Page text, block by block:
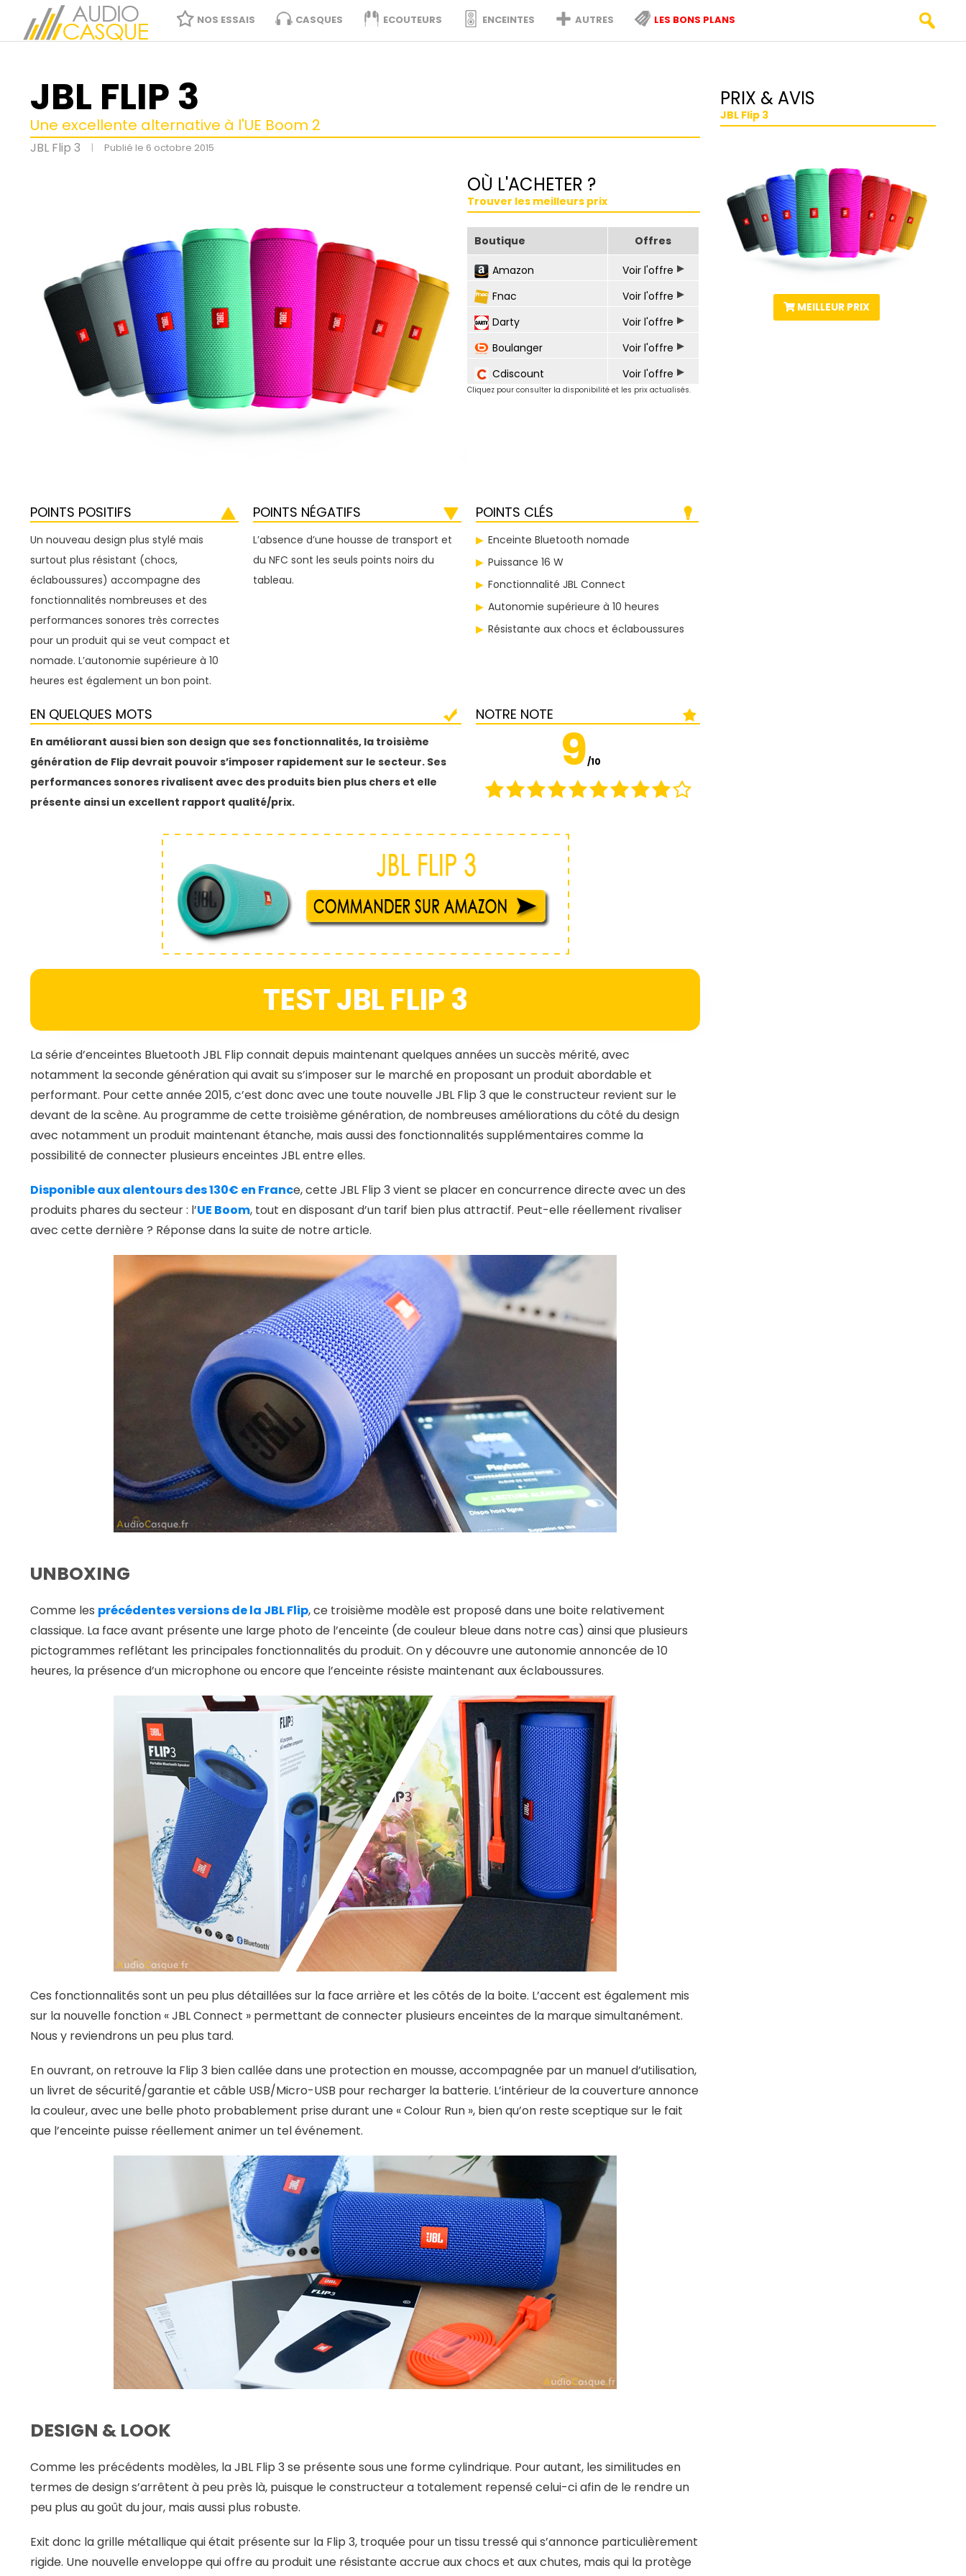
NOS ESSAIS CASQUES ECOUTEURS ENCEINTES AUTRES LES BONS PLANS
JBL FLIP 3
Une excellente alternative à l'UE Boom 2
JBL Flip 3 | Publié le 6 octobre 2015
OÙ L'ACHETER ?
Trouver les meilleurs prix
Boutique Offres
Amazon
Voir l'offre
Fnac
Voir l'offre
Darty
Voir l'offre
Boulanger
Voir l'offre
Cdiscount
Voir l'offre
Cliquez pour consulter la disponibilité et les prix actualisés.
POINTS POSITIFS
Un nouveau design plus stylé mais
surtout plus résistant (chocs,
éclaboussures) accompagne des
fonctionnalités nombreuses et des
performances sonores très correctes
pour un produit qui se veut compact et
nomade. L’autonomie supérieure à 10
heures est également un bon point.
POINTS NÉGATIFS
L’absence d’une housse de transport et
du NFC sont les seuls points noirs du
tableau.
POINTS CLÉS
Enceinte Bluetooth nomade
Puissance 16 W
Fonctionnalité JBL Connect
Autonomie supérieure à 10 heures
Résistante aux chocs et éclaboussures
EN QUELQUES MOTS
En améliorant aussi bien son design que ses fonctionnalités, la troisième
génération de Flip devrait pouvoir s’imposer rapidement sur le secteur. Ses
performances sonores rivalisent avec des produits bien plus chers et elle
présente ainsi un excellent rapport qualité/prix.
NOTRE NOTE
9/10
TEST JBL FLIP 3
La série d’enceintes Bluetooth JBL Flip connait depuis maintenant quelques années un succès mérité, avec
notamment la seconde génération qui avait su s’imposer sur le marché en proposant un produit abordable et
performant. Pour cette année 2015, c’est donc avec une toute nouvelle JBL Flip 3 que le constructeur revient sur le
devant de la scène. Au programme de cette troisième génération, de nombreuses améliorations du côté du design
avec notamment un produit maintenant étanche, mais aussi des fonctionnalités supplémentaires comme la
possibilité de connecter plusieurs enceintes JBL entre elles.
Disponible aux alentours des 130€ en France, cette JBL Flip 3 vient se placer en concurrence directe avec un des
produits phares du secteur : l’UE Boom, tout en disposant d’un tarif bien plus attractif. Peut-elle réellement rivaliser
avec cette dernière ? Réponse dans la suite de notre article.
UNBOXING
Comme les précédentes versions de la JBL Flip, ce troisième modèle est proposé dans une boite relativement
classique. La face avant présente une large photo de l’enceinte (de couleur bleue dans notre cas) ainsi que plusieurs
pictogrammes reflétant les principales fonctionnalités du produit. On y découvre une autonomie annoncée de 10
heures, la présence d’un microphone ou encore que l’enceinte résiste maintenant aux éclaboussures.
Ces fonctionnalités sont un peu plus détaillées sur la face arrière et les côtés de la boite. L’accent est également mis
sur la nouvelle fonction « JBL Connect » permettant de connecter plusieurs enceintes de la marque simultanément.
Nous y reviendrons un peu plus tard.
En ouvrant, on retrouve la Flip 3 bien callée dans une protection en mousse, accompagnée par un manuel d’utilisation,
un livret de sécurité/garantie et câble USB/Micro-USB pour recharger la batterie. L’intérieur de la couverture annonce
la couleur, avec une belle photo probablement prise durant une « Colour Run », bien qu’on reste sceptique sur le fait
que l’enceinte puisse réellement animer un tel événement.
DESIGN & LOOK
Comme les précédents modèles, la JBL Flip 3 se présente sous une forme cylindrique. Pour autant, les similitudes en
termes de design s’arrêtent à peu près là, puisque le constructeur a totalement repensé celui-ci afin de le rendre un
peu plus au goût du jour, mais aussi plus robuste.
Exit donc la grille métallique qui était présente sur la Flip 3, troquée pour un tissu tressé qui s’annonce particulièrement
rigide. Une nouvelle enveloppe qui offre au produit une résistante accrue aux chocs et aux chutes, mais qui la protège
PRIX & AVIS
JBL Flip 3
MEILLEUR PRIX